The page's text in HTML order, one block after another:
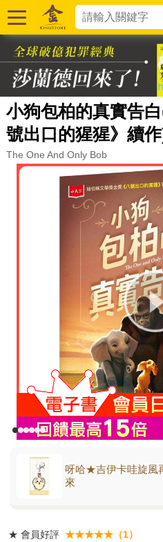
小狗包柏的真實告
號出口的猩猩》續
The One And Only Bob
呀哈★吉伊卡哇旋風
來
★ 會員好評 ★★★★★（1）